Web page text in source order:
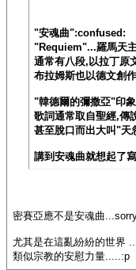
"安魂曲":confused:
"Requiem"...羅馬天
通常有八段,以拉丁原
布拉姆斯也以德文創
"韓德爾的彌撒亞"印
歌詞通常取自聖經,傳
甚至脫口而出大叫"天
講到安魂曲就想起了
密賽亞應不是安魂曲
尤其是在這亂紛紛的世界
類似宗教的安慰力量.....:p